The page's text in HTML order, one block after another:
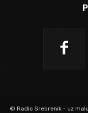
© Radio Srebrenik - uz